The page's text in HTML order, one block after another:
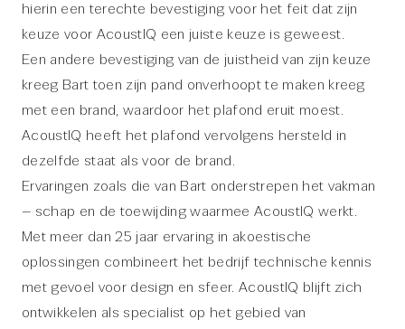
hierin een terechte bevestiging voor het feit dat zijn
keuze voor AcoustIQ een juiste keuze is geweest.
Een andere bevestiging van de juistheid van zijn keuze
kreeg Bart toen zijn pand onverhoopt te maken kreeg
met een brand, waardoor het plafond eruit moest.
AcoustIQ heeft het plafond vervolgens hersteld in
dezelfde staat als voor de brand.
Ervaringen zoals die van Bart onderstrepen het vakman
– schap en de toewijding waarmee AcoustIQ werkt.
Met meer dan 25 jaar ervaring in akoestische
oplossingen combineert het bedrijf technische kennis
met gevoel voor design en sfeer. AcoustIQ blijft zich
ontwikkelen als specialist op het gebied van